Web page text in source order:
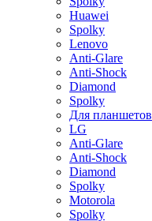
Huawei
Spolky
Lenovo
Anti-Glare
Anti-Shock
Diamond
Spolky
Для планшетов
LG
Anti-Glare
Anti-Shock
Diamond
Spolky
Motorola
Spolky